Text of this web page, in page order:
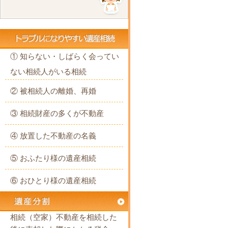
① 知らない・しばらく会ってい
ない相続人がいる相続
② 被相続人の離婚、再婚
③ 相続財産の多くが不動産
④ 放置した不動産の名義
⑤ おふたり様の遺産相続
⑥ おひとり様の遺産相続
相続（空家）不動産を相続した